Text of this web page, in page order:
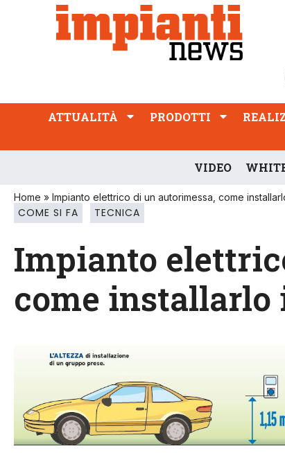
ATTUALITÀ PRODOTTI
PROFESSIONE
ATTUALITÀ PRODOTTI
VIDEO
Home » Impianto elettrico di un autorimessa, come
COME SI FA TECNICA
Impianto
come installarlo